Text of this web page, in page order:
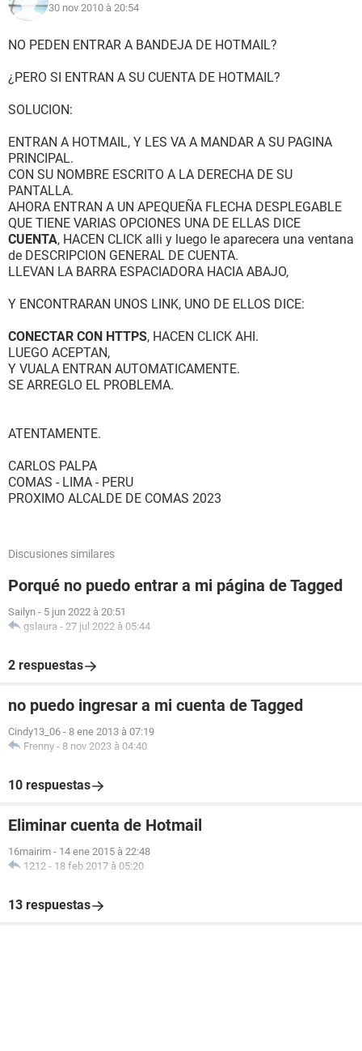
30 nov 2010 à 20:54
NO PEDEN ENTRAR A BANDEJA DE HOTMAIL?
¿PERO SI ENTRAN A SU CUENTA DE HOTMAIL?
SOLUCION:
ENTRAN A HOTMAIL, Y LES VA A MANDAR A SU PAGINA
PRINCIPAL.
CON SU NOMBRE ESCRITO A LA DERECHA DE SU
PANTALLA.
AHORA ENTRAN A UN APEQUEÑA FLECHA DESPLEGABLE
QUE TIENE VARIAS OPCIONES UNA DE ELLAS DICE
CUENTA, HACEN CLICK alli y luego le aparecera una ventana
de DESCRIPCION GENERAL DE CUENTA.
LLEVAN LA BARRA ESPACIADORA HACIA ABAJO,
Y ENCONTRARAN UNOS LINK, UNO DE ELLOS DICE:
CONECTAR CON HTTPS, HACEN CLICK AHI.
LUEGO ACEPTAN,
Y VUALA ENTRAN AUTOMATICAMENTE.
SE ARREGLO EL PROBLEMA.
ATENTAMENTE.
CARLOS PALPA
COMAS - LIMA - PERU
PROXIMO ALCALDE DE COMAS 2023
Discusiones similares
Porqué no puedo entrar a mi página de Tagged
Sailyn - 5 jun 2022 à 20:51
gslaura - 27 jul 2022 à 05:44
2 respuestas
no puedo ingresar a mi cuenta de Tagged
Cindy13_06 - 8 ene 2013 à 07:19
Frenny - 8 nov 2023 à 04:40
10 respuestas
Eliminar cuenta de Hotmail
16mairim - 14 ene 2015 à 22:48
1212 - 18 feb 2017 à 05:20
13 respuestas